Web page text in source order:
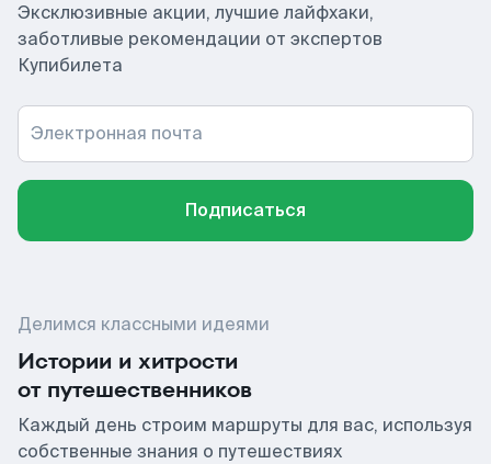
Эксклюзивные акции, лучшие лайфхаки,
заботливые рекомендации от экспертов
Купибилета
Электронная почта
Подписаться
Делимся классными идеями
Истории и хитрости
от путешественников
Каждый день строим маршруты для вас, используя
собственные знания о путешествиях